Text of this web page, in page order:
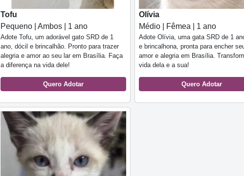
Tofu
Pequeno | Ambos | 1 ano
Adote Tofu, um adorável gato SRD de 1
ano, dócil e brincalhão. Pronto para trazer
alegria e amor ao seu lar em Brasília. Faça
a diferença na vida dele!
Quero Adotar
Olívia
Médio | Fêmea | 1 ano
Adote Olívia, uma gata SRD de 1
e brincalhona, pronta para encher
amor e alegria em Brasília.
vida dela e a sua!
Quero Adotar